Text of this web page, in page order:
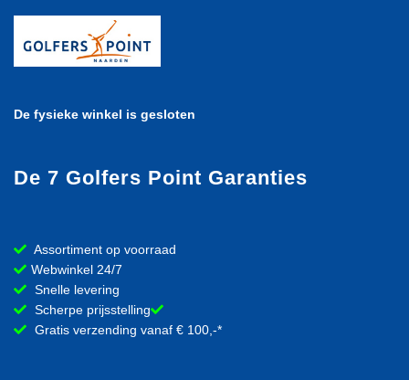
De fysieke winkel is gesloten
De 7 Golfers Point Garanties
Assortiment op voorraad
Webwinkel 24/7
Snelle levering
Scherpe prijsstelling
Gratis verzending vanaf € 100,-*